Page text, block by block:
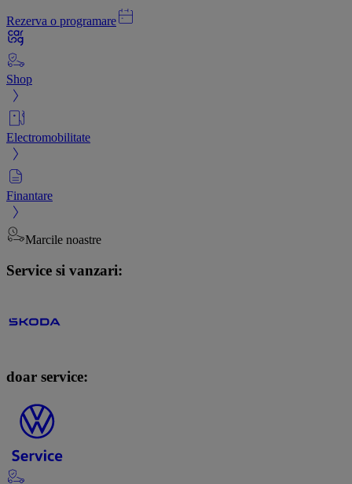
Rezerva o programare
Shop
Electromobilitate
Finantare
Marcile noastre
Service si vanzari:
doar service: